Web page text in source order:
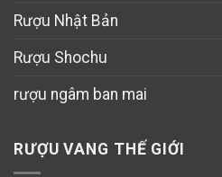
Rượu Nhật Bản
Rượu Shochu
rượu ngâm ban mai
RƯỢU VANG THẾ GIỚI